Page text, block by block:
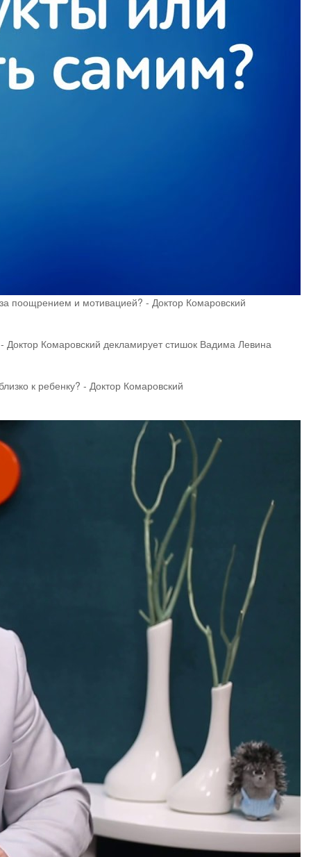
поощрением и мотивацией? - Доктор Комаровский
Комаровский декламирует стишок Вадима Левина
к ребенку? - Доктор Комаровский